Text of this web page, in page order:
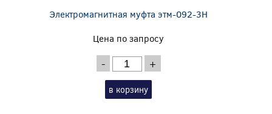
Электромагнитная муфта этм-092-3Н
Цена по запросу
- +
в корзину